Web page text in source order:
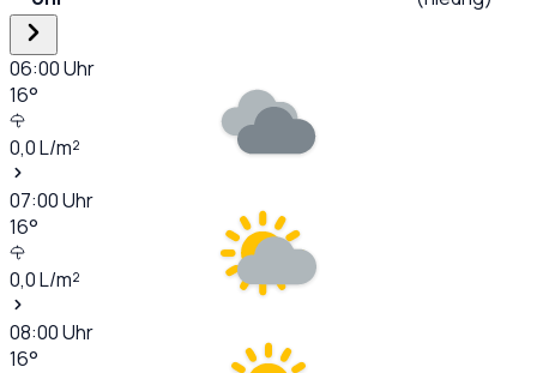
06:00Uhr
16°
0,0L/m²
07:00Uhr
16°
0,0L/m²
08:00Uhr
16°